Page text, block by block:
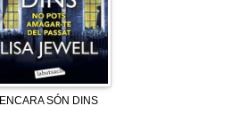
ENCARA SÓN DINS